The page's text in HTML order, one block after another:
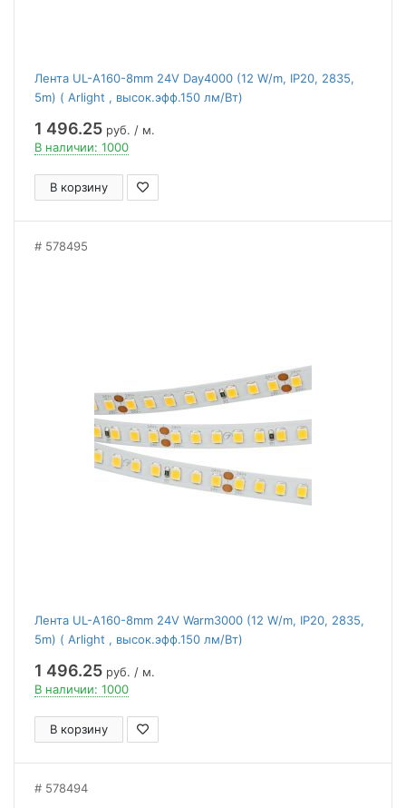
Лента UL-A160-8mm 24V Day4000 (12 W/m, IP20, 2835,
5m) ( Arlight , высок.эфф.150 лм/Вт)
1 496.25 руб. / м.
В наличии: 1000
В корзину
578495
Лента UL-A160-8mm 24V Warm3000 (12 W/m, IP20, 2835,
5m) ( Arlight , высок.эфф.150 лм/Вт)
1 496.25 руб. / м.
В наличии: 1000
В корзину
578494